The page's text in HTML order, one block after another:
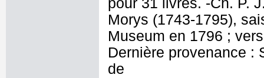
pour 31 livres. -Ch. P.
Morys (1743-1795),
Museum en 1796 ;
Dernière provenance :
de